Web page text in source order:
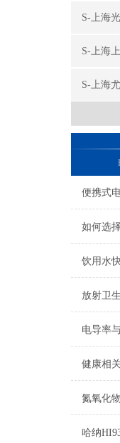
S-上海
S-上海
S-上海
如何选
饮用水
放射卫
电导率
健康相